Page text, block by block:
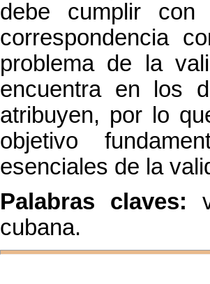
debe cumplir
correspondencia
problema de la
encuentra en los
atribuyen, por lo
objetivo
esenciales de la
Palabras claves:
cubana.